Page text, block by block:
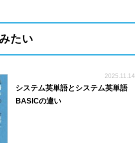
たい
2025.11.14
システム英単語とシステム英単語
BASICの違い